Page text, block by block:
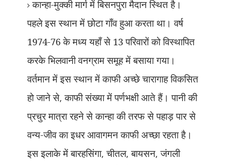
कान्हा-मुक्की मार्ग में बिसनपुरा मैदान स्थित है।
पहले इस स्थान में छोटा गाँव हुआ करता था। वर्ष
1974-76 के मध्य यहाँ से 13 परिवारों को विस्थापित
करके भिलवानी वनग्राम समूह में बसाया गया।
वर्तमान में इस स्थान में काफी अच्छे चारागाह विकसित
हो जाने से,काफी संख्या में पर्णभक्षी आते हैं। पानी की
प्रचुर मात्रा रहने से कान्हा की तरफ से पहाड़ पार से
वन्य-जीव का इधर आवागमन काफी अच्छा रहता है।
इस इलाके में बारहसिंगा,चीतल,बायसन,जंगली